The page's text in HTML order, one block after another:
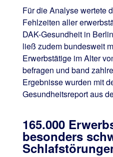
Für die Analyse wertete
Fehlzeiten aller
DAK-Gesundheit in
ließ zudem bundesweit
Erwerbstätige im Alter
befragen und band
Ergebnisse wurden mit
Gesundheitsreport aus
165.000
besonders